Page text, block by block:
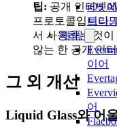
iOS
트리
제품
이어
어
팁: 공개 인터넷
프로토콜입니다.
서 사용하는 것
않는 한 공개 인
그 외 개선
Liquid Glass와 어